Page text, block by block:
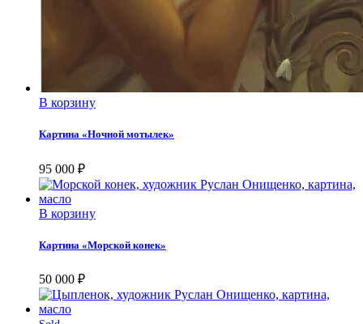
В корзину
Картина «Ночной мотылек»
95 000 ₽
В корзину
Картина «Морской конек»
50 000 ₽